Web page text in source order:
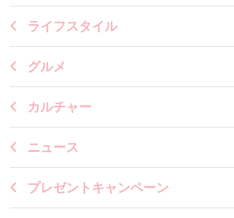
ライフスタイル
グルメ
カルチャー
ニュース
プレゼントキャンペーン